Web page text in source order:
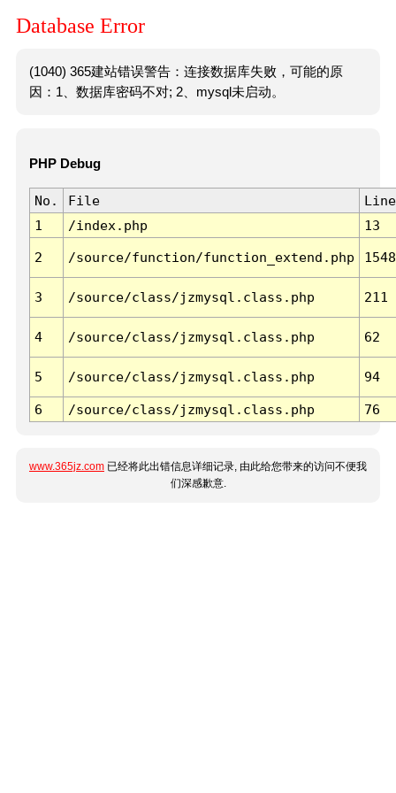
Database Error
(1040) 365建站错误警告：连接数据库失败，可能的原
因：1、数据库密码不对; 2、mysql未启动。
PHP Debug
No. File
Line
1
/index.php 13
2 /source/function/function_extend.php 1548
3 /source/class/jzmysql.class.php 211
4 /source/class/jzmysql.class.php 62
5 /source/class/jzmysql.class.php 94
6 /source/class/jzmysql.class.php 76
www.365jz.com 已经将此出错信息详细记录, 由此给您带来的访问不便我
们深感歉意.